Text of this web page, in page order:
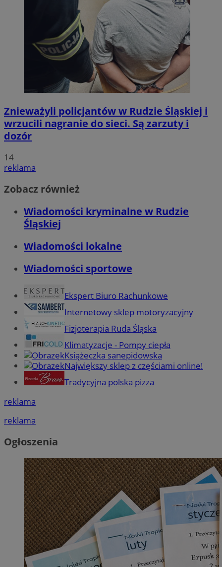
Znieważyli policjantów w Rudzie Śląskiej i
wrzucili nagranie do sieci. Są zarzuty i
dozór
14
reklama
Zobacz również
Wiadomości kryminalne w Rudzie
Śląskiej
Wiadomości lokalne
Wiadomości sportowe
Ekspert Biuro Rachunkowe
Internetowy sklep motoryzacyjny
Fizjoterapia Ruda Śląska
Klimatyzacje - Pompy ciepła
Książeczka sanepidowska
Największy sklep z częściami online!
Tradycyjna polska pizza
reklama
reklama
Ogłoszenia